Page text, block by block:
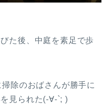
た後、中庭を素足で歩
除のおばさんが勝手に
見られた(-∀-`; )